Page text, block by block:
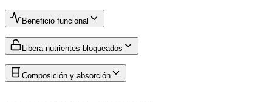
Beneficio funcional
Libera nutrientes bloqueados
Composición y absorción